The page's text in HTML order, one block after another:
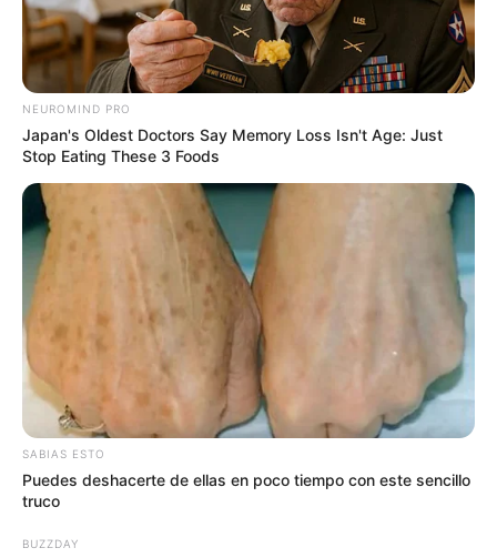
"Tropas del Batallón de Operaciones Terrestres N.° 11 que
adelantan operaciones ofensivas en el municipio de Tibú,
Norte de Santander, sostuvieron combates al parecer con
Estructura 33", dijo el Ejército.
NEUROMIND PRO
Japan's Oldest Doctors Say Memory Loss Isn't Age: Just
Stop Eating These 3 Foods
SABIAS ESTO
Puedes deshacerte de ellas en poco tiempo con este sencillo
truco
BUZZDAY